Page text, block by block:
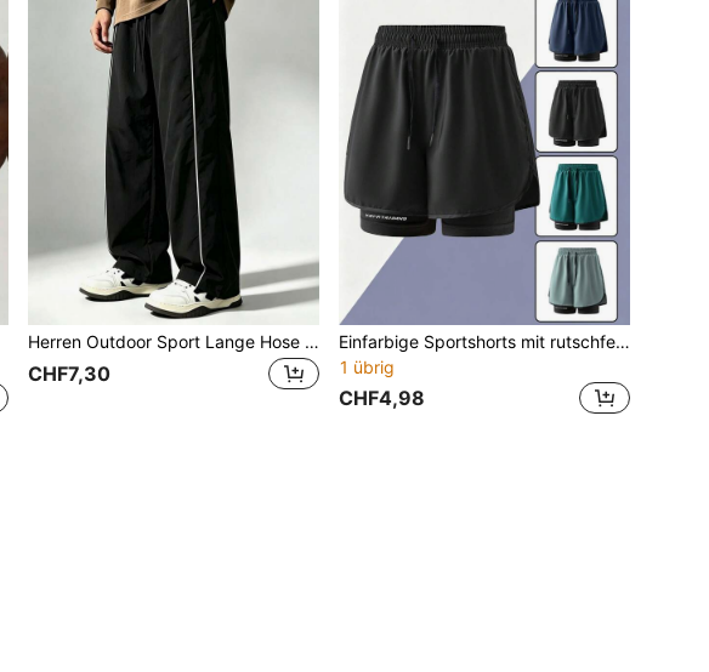
Herren Outdoor Sport Lange Hose mit weißen Seitenstreifen, verstellbarem Saum, bequemem, atmungsaktivem und wasserabweisendem Stoff, geeignet für Wandern und Outdoor-Abenteuer, modische schwarze lange Hose
CHF7,30
Einfarbige Sportshorts mit rutschfester Doppelschicht, Unisex Lauf- und Fitnessshorts, leichte lockere Hose, schwarze Gym-Shorts
1 übrig
CHF4,98